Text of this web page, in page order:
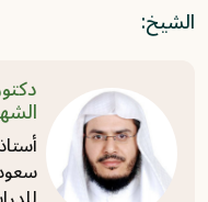
﴿لَا بَيْعٌ فِيهِ
2025-07-20
الشيخ: